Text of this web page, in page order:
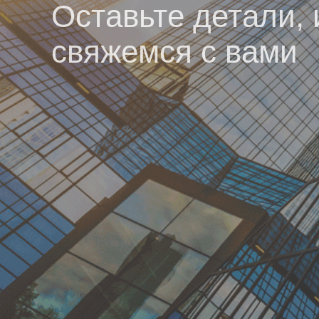
Оставьте
свяжемся с вами